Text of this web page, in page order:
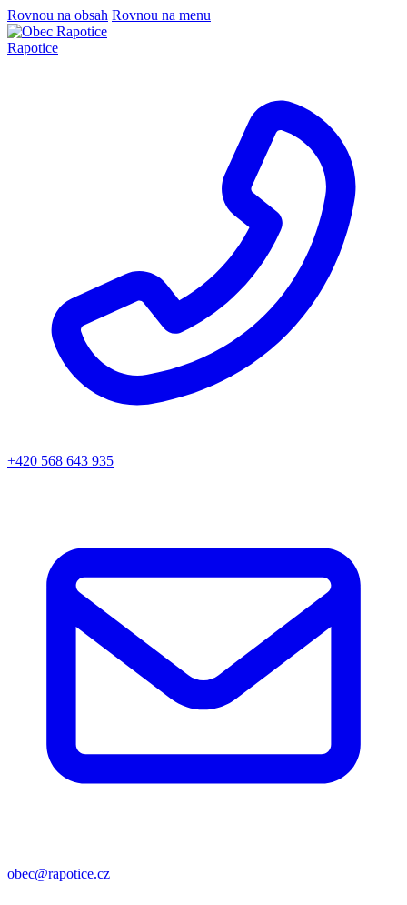
Rovnou na obsah Rovnou na menu
Rapotice
+420 568 643 935
obec@rapotice.cz